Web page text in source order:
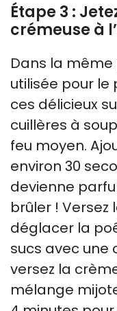
Étape 3 :
crémeuse à
Dans la même
utilisée pour le
ces délicieux
cuillères à
feu moyen.
environ 30
devienne
brûler !
déglacer la
sucs avec une
versez la
mélange